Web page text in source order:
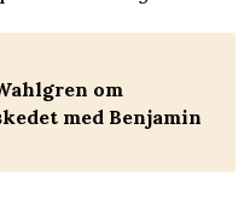
om
med Benjamin